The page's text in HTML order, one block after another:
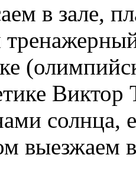
в зале,
солнца,
выезжаем